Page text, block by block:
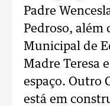
Padre
Pedroso, além
Municipal de
Madre Teresa
espaço. Outro
está em